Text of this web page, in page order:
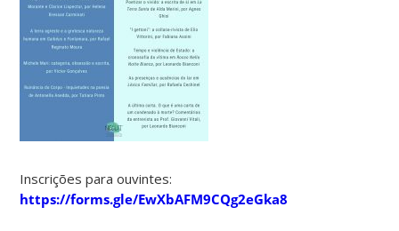
Inscrições para ouvintes:
https://forms.gle/EwXbAFM9CQg2eGka8